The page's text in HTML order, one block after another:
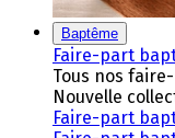
Baptême
Faire-part
Tous nos
Nouvelle
Faire-part